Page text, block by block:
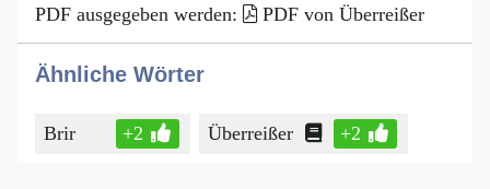
PDF ausgegeben werden:
PDF von Überreißer
Ähnliche Wörter
Brir +2 Überreißer +2